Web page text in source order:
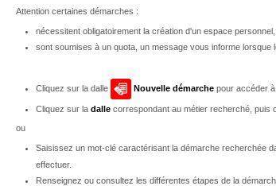
Attention certaines démarches :
nécessitent obligatoirement la création d'un espace
sont soumises à un quota, un message vous informe lorsque
Cliquez sur la dalle Nouvelle démarche pour accéder
Cliquez sur la dalle correspondant au métier recherché, puis
ou
Saisissez un mot-clé caractérisant la démarche recherchée
effectuer.
Renseignez ou consultez les différentes étapes de la